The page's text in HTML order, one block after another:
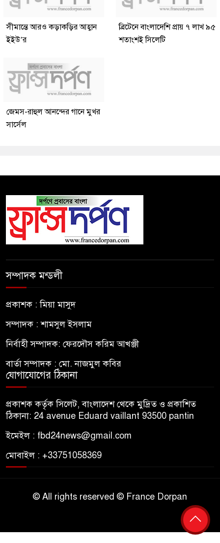
সীমান্তে আরও কড়াকড়ির আহ্বান
ইইউ’র
ব্রিটেনে বাংলাদেশি প্রায় ৭ লাখ ৯৫
শতাংশই সিলেটি
জেমস-রাহুল আনন্দের গানে মুখর
সার্সেল
সম্পাদক মন্ডলী
প্রকাশক : মিয়া মাসুদ
সম্পাদক : শামসুল ইসলাম
নির্বাহী সম্পাদক: ফেরদৌস করিম আখঞ্জী
বার্তা সম্পাদক : মো. নাজমুল কবির
যোগাযোগের ঠিকানা
প্রকাশক কর্তৃক সিলেট, বাংলাদেশ থেকে মুদ্রিত ও প্রকাশিত
ঠিকানা: 24 avenue Eduard vaillant 93500 pantin
ইমেইল : fbd24news@gmail.com
মোবাইল : +33751058369
© All rights reserved © France Dorpan